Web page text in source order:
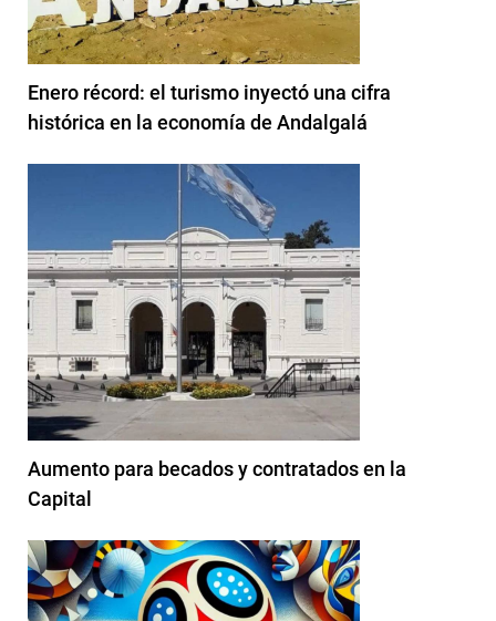
Enero récord: el turismo inyectó una cifra
histórica en la economía de Andalgalá
Aumento para becados y contratados en la
Capital